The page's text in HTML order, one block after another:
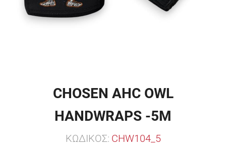
CHOSEN AHC OWL
HANDWRAPS -5M
ΚΩΔΙΚΟΣ: CHW104_5